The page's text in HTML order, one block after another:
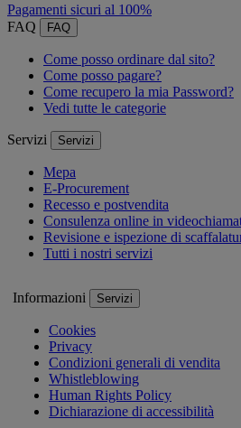
Pagamenti sicuri al 100%
FAQ
FAQ
Come posso ordinare dal sito?
Come posso pagare?
Come recupero la mia Password?
Vedi tutte le categorie
Servizi Servizi
Mepa
E-Procurement
Recesso e postvendita
Consulenza online in
Revisione e ispezione di
Tutti i nostri servizi
Informazioni Servizi
Cookies
Privacy
Condizioni generali di vendita
Whistleblowing
Human Rights Policy
Dichiarazione di accessibilità